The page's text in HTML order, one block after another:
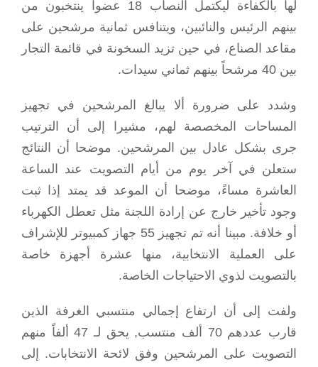
لها بالكفاءة ليكتمل النصاب 18 عضواً ينتخبون من
بينهم الرئيس والنائبين، ويتنافس ثمانية مرشحين على
مقاعد الصناع، في حين تزيد السخونة في قائمة التجار
بين 40 مرشحاً بينهم ثماني سيدات.
وشدد على ضرورة ألا يبالغ المرشحين في تجهيز
المساحات المخصصة لهم، مشيرا إلى أن الترتيب
جرى بشكل عادل بين المرشحين. موضحا أن النتائج
ستعلن في آخر يوم من أيام التصويت عند الساعة
العاشرة مساءً، موضحا أن الموعد قد يمتد إذا ثبت
وجود تأخير خارج عن إرادة اللجنة مثل تعطل الكهرباء
أو خلافة. مبينا أنه تم تجهيز 55 جهاز كمبيوتر للإشراف
على العملية الانتخابية، منها عشرة أجهزة خاصة
بالتصويت لذوي الاحتياجات الخاصة.
ولفت إلى أن ارتفاع إجمالي منتسبي الغرفة الذين
قارب عددهم 70 ألف منتسب, يحق لـ 47 ألفاً منهم
التصويت على المرشحين وفق لائحة الانتخابات. إلى